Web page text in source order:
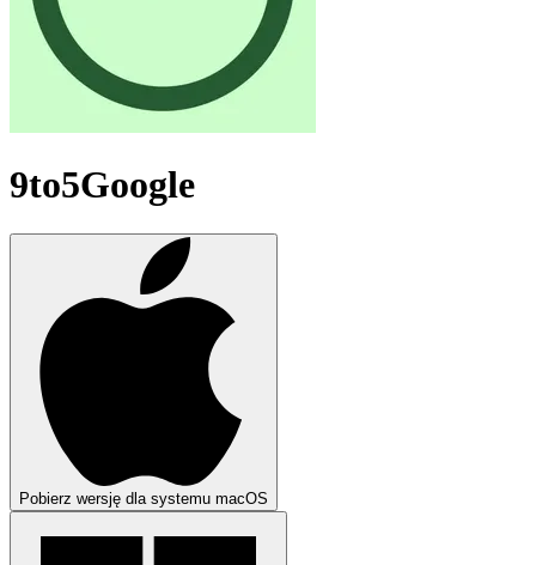
9to5Google
Pobierz wersję dla systemu macOS